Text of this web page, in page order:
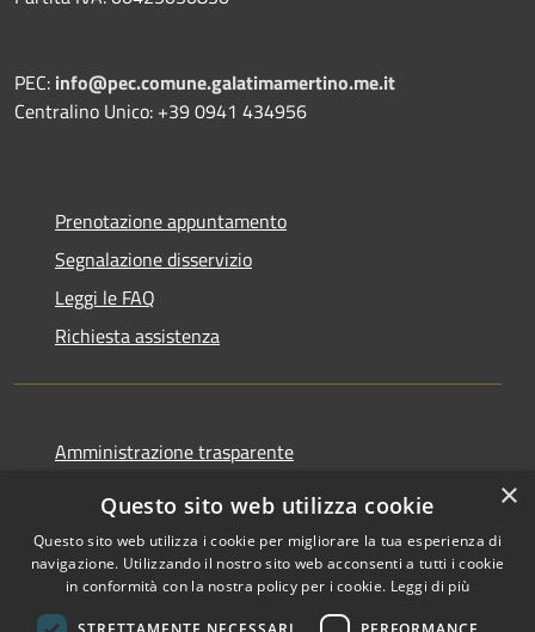
PEC: info@pec.comune.galatimamertino.me.it
Centralino Unico: +39 0941 434956
Prenotazione appuntamento
Segnalazione disservizio
Leggi le FAQ
Richiesta assistenza
Amministrazione trasparente
Dichiarazione di accessibilità
×
Questo sito web utilizza cookie
Questo sito web utilizza i cookie per migliorare la tua esperienza di
navigazione. Utilizzando il nostro sito web acconsenti a tutti i cookie
in conformità con la nostra policy per i cookie. Leggi di più